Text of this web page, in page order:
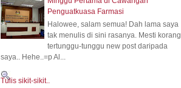
Penguatkuasa Farmasi
Halowee, salam semua! Dah lama saya
tak menulis di sini rasanya. Mesti korang
tertunggu-tunggu new post daripada
saya.. Hehe..=p Al...
Tulis sikit-sikit..